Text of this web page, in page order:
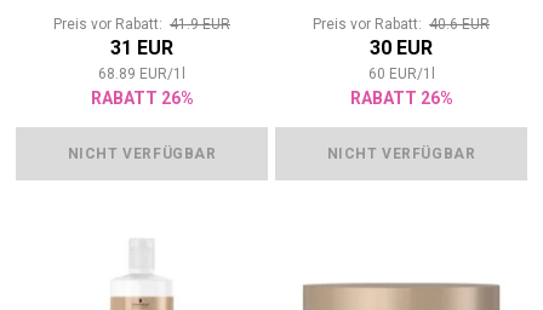
Preis vor Rabatt: 41.9 EUR
31 EUR
68.89 EUR/1
RABATT 26%
NICHT VERFÜGBAR
Preis vor Rabatt: 40.6 EUR
30 EUR
60 EUR/1
RABATT 26%
NICHT VERFÜGBAR